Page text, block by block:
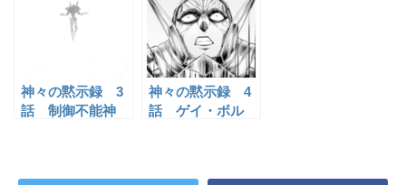
神々の黙示録 3
話 制御不能神
神々の黙示録 4
話 ゲイ・ボル